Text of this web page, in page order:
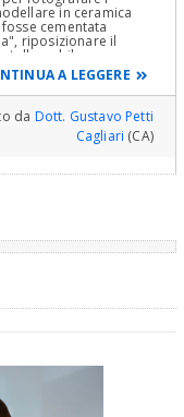
in ceramica
cementata
riposizionare il
nobile o non
Degna!
A LEGGERE
da Dott. Gustavo Petti
Cagliari (CA)